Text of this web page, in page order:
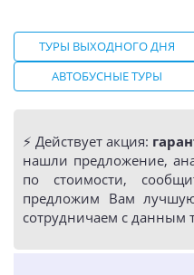
ТУРЫ ВЫХОДНОГО ДНЯ
АВТОБУСНЫЕ ТУРЫ
⚡️ Действует акция:
нашли предложение,
по стоимости,
предложим Вам
сотрудничаем с данным